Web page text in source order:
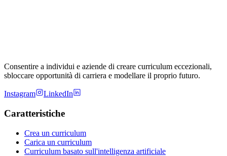
Consentire a individui e aziende di creare curriculum eccezionali,
sbloccare opportunità di carriera e modellare il proprio futuro.
Instagram LinkedIn
Caratteristiche
Crea un curriculum
Carica un curriculum
Curriculum basato sull'intelligenza artificiale